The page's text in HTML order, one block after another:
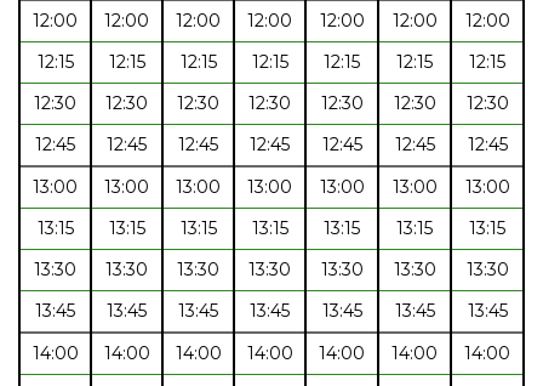
12:00
12:00 12:00 12:00 12:00 12:00
12:00
12:15
12:15 12:15 12:15 12:15 12:15
12:15
12:30
12:30 12:30 12:30 12:30 12:30
12:30
12:45
12:45 12:45 12:45 12:45 12:45
12:45
13:00
13:00 13:00 13:00 13:00 13:00
13:00
13:15
13:15 13:15 13:15 13:15 13:15
13:15
13:30
13:30 13:30 13:30 13:30 13:30
13:30
13:45
13:45 13:45 13:45 13:45 13:45
13:45
14:00
14:00 14:00 14:00 14:00 14:00
14:00